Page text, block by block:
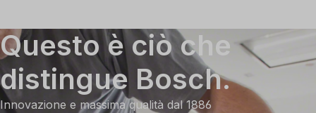
Questo è ciò che
distingue Bosch.
Innovazione e massima qualità dal 1886